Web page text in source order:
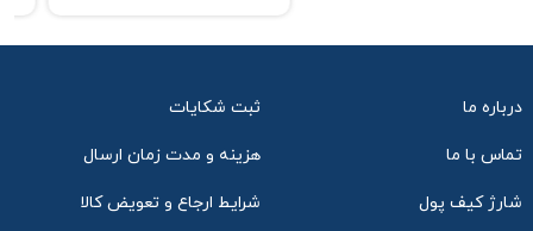
درباره ما ثبت شکایات
تماس با ما هزینه و مدت زمان ارسال
شارژ کیف پول شرایط ارجاع و تعویض کالا